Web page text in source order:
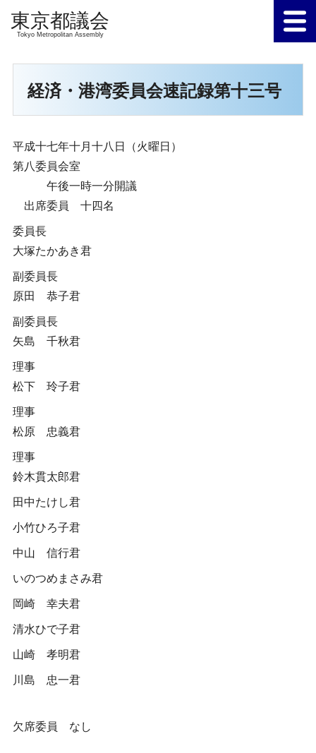
Tokyo Metropolitan Assembly
経済・港湾委員会速記録第十三号
平成十七年十月十八日（火曜日）
第八委員会室
午後一時一分開議
出席委員 十四名
委員長
大塚たかあき君
副委員長
原田 恭子君
副委員長
矢島 千秋君
理事
松下 玲子君
理事
松原 忠義君
理事
鈴木貫太郎君
田中たけし君
小竹ひろ子君
中山 信行君
いのつめまさみ君
岡崎 幸夫君
清水ひで子君
山崎 孝明君
川島 忠一君
欠席委員 なし